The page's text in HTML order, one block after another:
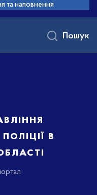
та наповнення
в
Пошук